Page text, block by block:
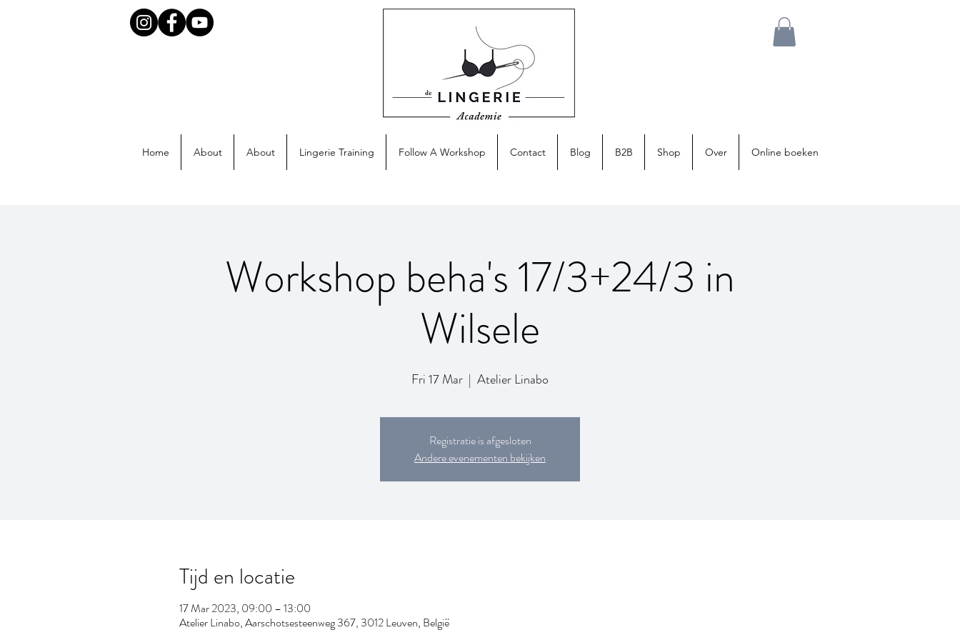
Home About About Lingerie Training Follow A Workshop Contact Blog B2B Shop Over Online boeken
Workshop beha's 17/3+24/3 in
Wilsele
Fri 17 Mar
  |
Atelier Linabo
Registratie is afgesloten
Andere evenementen bekijken
Tijd en locatie
17 Mar 2023, 09:00 – 13:00
Atelier Linabo, Aarschotsesteenweg 367, 3012 Leuven, België